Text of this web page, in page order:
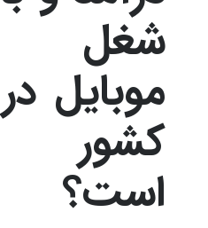
شغل
موبایل
کشور
است؟